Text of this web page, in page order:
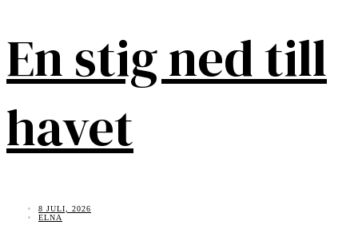
En stig ned till
havet
8 JULI, 2026
ELNA